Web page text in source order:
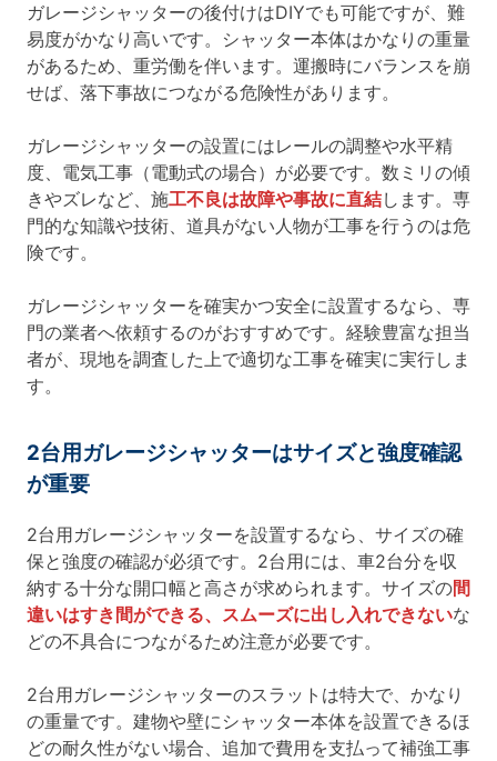
ガレージシャッターの後付けはDIYでも可能ですが、難
易度がかなり高いです。シャッター本体はかなりの重量
があるため、重労働を伴います。運搬時にバランスを崩
せば、落下事故につながる危険性があります。
ガレージシャッターの設置にはレールの調整や水平精
度、電気工事（電動式の場合）が必要です。数ミリの傾
きやズレなど、施工不良は故障や事故に直結します。専
門的な知識や技術、道具がない人物が工事を行うのは危
険です。
ガレージシャッターを確実かつ安全に設置するなら、専
門の業者へ依頼するのがおすすめです。経験豊富な担当
者が、現地を調査した上で適切な工事を確実に実行しま
す。
2台用ガレージシャッターはサイズと強度確認
が重要
2台用ガレージシャッターを設置するなら、サイズの確
保と強度の確認が必須です。2台用には、車2台分を収
納する十分な開口幅と高さが求められます。サイズの間
違いはすき間ができる、スムーズに出し入れできないな
どの不具合につながるため注意が必要です。
2台用ガレージシャッターのスラットは特大で、かなり
の重量です。建物や壁にシャッター本体を設置できるほ
どの耐久性がない場合、追加で費用を支払って補強工事